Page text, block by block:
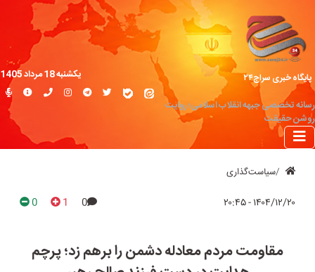
پایگاه خبری سراج۲۴
رسانه تخصصی جبهه انقلاب اسلامی؛ روایت
روشن حقیقت
یکشنبه 18 مرداد 1405
سیاست‌گذاری
۱۴۰۴/۱۲/۲۰ - ۲۰:۴۵ 0
1
0
مقاومت مردم معادله دشمن را برهم زد؛ پرچم